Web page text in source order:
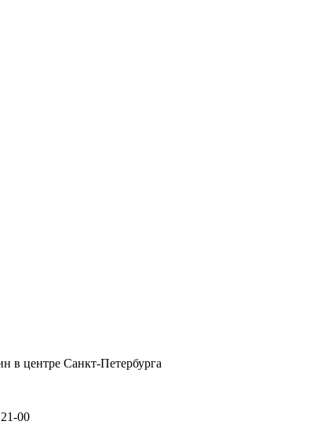
в центре Санкт-Петербурга
00